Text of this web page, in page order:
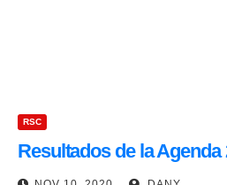
RSC
Resultados de la Agenda